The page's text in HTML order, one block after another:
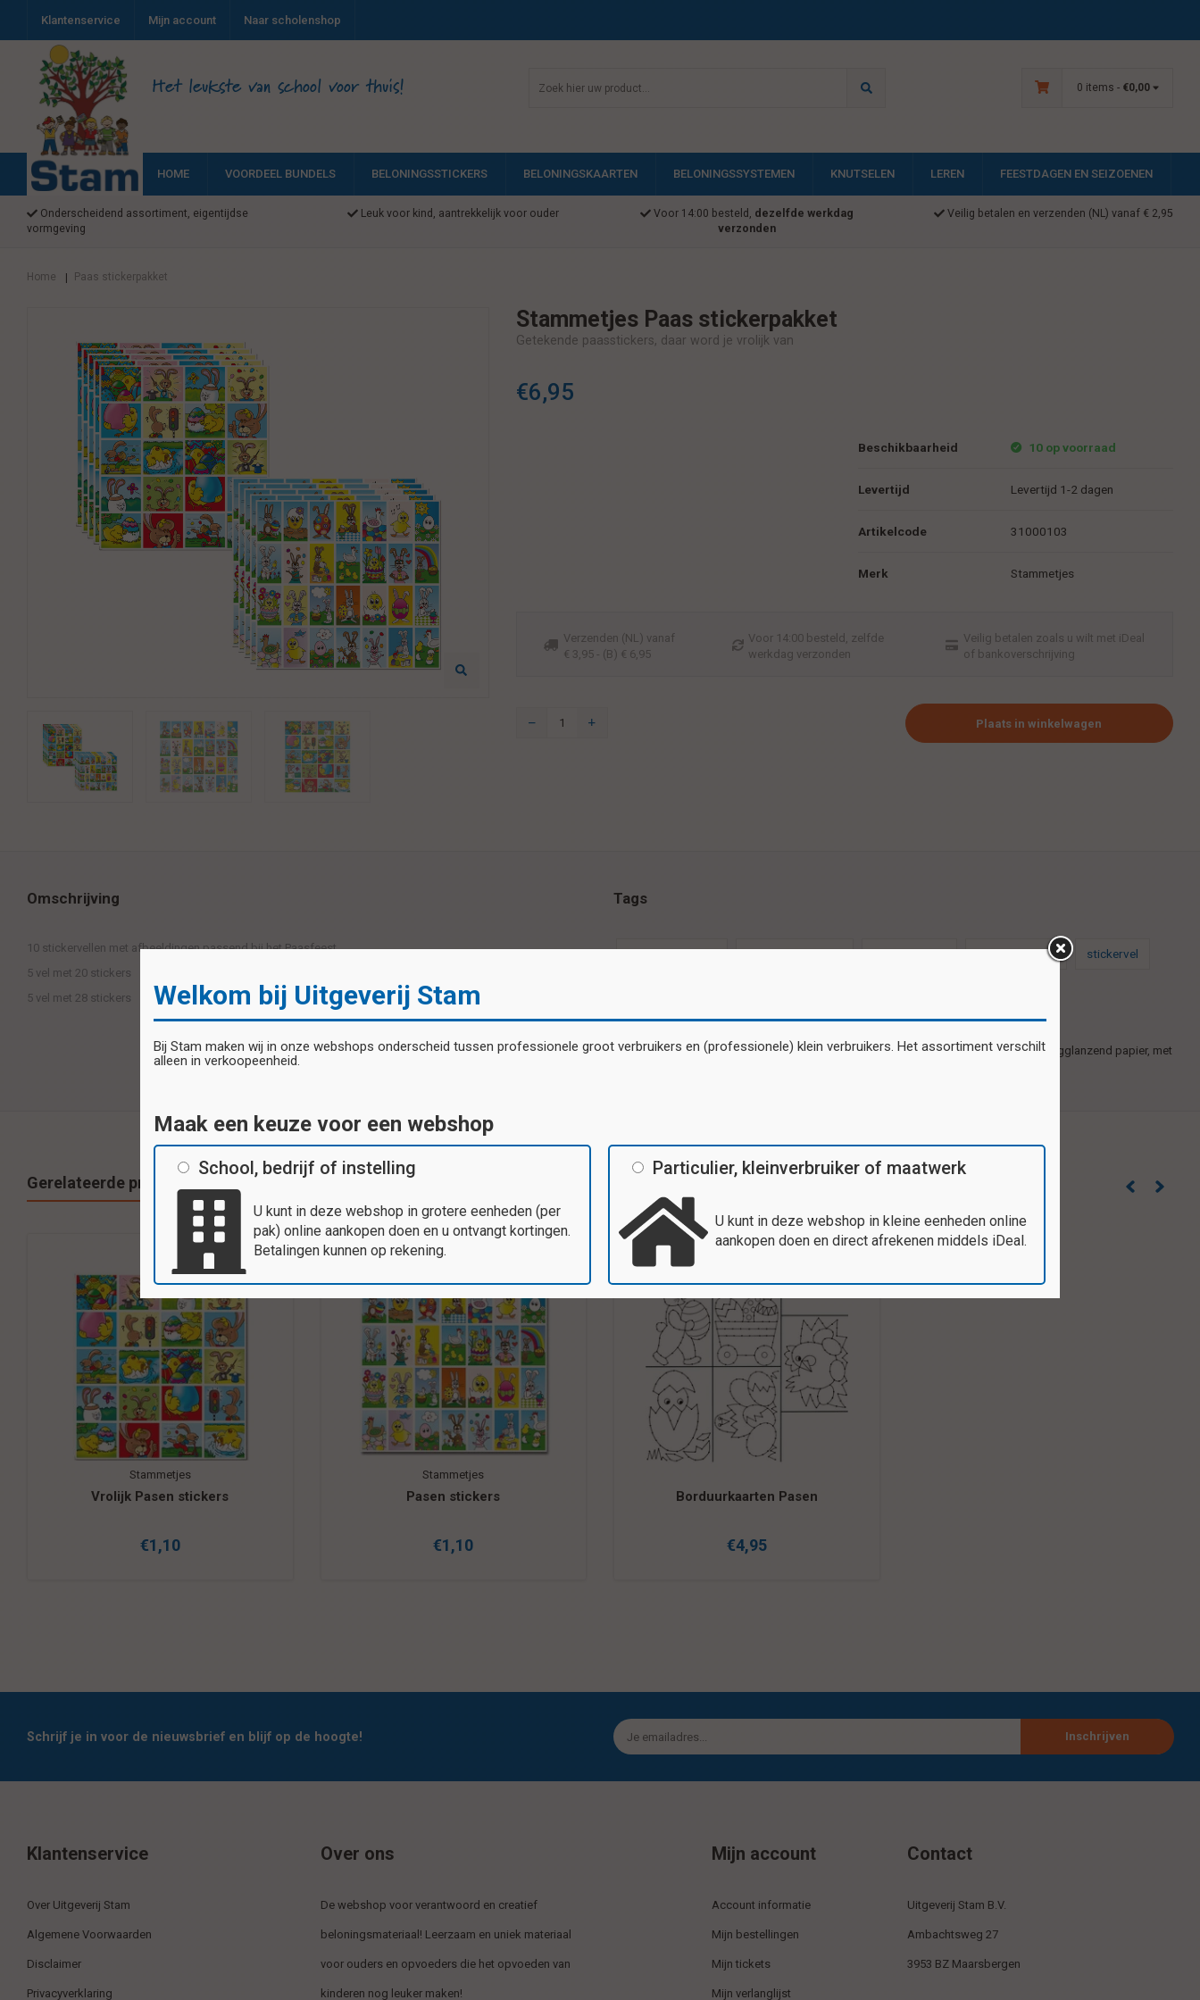
Klantenservice Mijn account Naar scholenshop
Het leukste van school voor thuis! 0 items - €0,00
HOME VOORDEEL BUNDELS BELONINGSSTICKERS BELONINGSKAARTEN BELONINGSSYSTEMEN KNUTSELEN LEREN FEESTDAGEN EN SEIZOENEN
Onderscheidend assortiment, eigentijdse
vormgeving
Leuk voor kind, aantrekkelijk voor ouder Voor 14:00 besteld, dezelfde werkdag
verzonden
Veilig betalen en verzenden (NL) vanaf € 2,95
Home | Paas stickerpakket
Stammetjes Paas stickerpakket
Getekende paasstickers, daar word je vrolijk van
€6,95
Beschikbaarheid 10 op voorraad
Levertijd Levertijd 1-2 dagen
Artikelcode 31000103
Merk Stammetjes
Verzenden (NL) vanaf
€ 3,95 - (B) € 6,95
Voor 14:00 besteld, zelfde
werkdag verzonden
Veilig betalen zoals u wilt met iDeal
of bankoverschrijving
Plaats in winkelwagen
Omschrijving
10 stickervellen met afbeeldingen passend bij het Paasfeest
5 vel met 20 stickers
5 vel met 28 stickers
Tags
beloningssticker beloningsstickers schoolsticker schoolstickers stickervel
Beloningsstickers met verschillende Zelfklevende plaatjes gedrukt op 1e kwaliteit hoogglanzend papier, met
Gerelateerde producten
Stammetjes
Vrolijk Pasen stickers
€1,10
Stammetjes
Pasen stickers
€1,10
Borduurkaarten Pasen
€4,95
Schrijf je in voor de nieuwsbrief en blijf op de hoogte! Inschrijven
Klantenservice
Over Uitgeverij Stam
Algemene Voorwaarden
Disclaimer
Privacyverklaring
Over ons
De webshop voor verantwoord en creatief
beloningsmateriaal! Leerzaam en uniek materiaal
voor ouders en opvoeders die het opvoeden van
kinderen nog leuker maken!
Mijn account
Account informatie
Mijn bestellingen
Mijn tickets
Mijn verlanglijst
Contact
Uitgeverij Stam B.V.
Ambachtsweg 27
3953 BZ Maarsbergen
Welkom bij Uitgeverij Stam
Bij Stam maken wij in onze webshops onderscheid tussen professionele groot verbruikers en (professionele) klein verbruikers. Het assortiment verschilt
alleen in verkoopeenheid.
Maak een keuze voor een webshop
School, bedrijf of instelling
U kunt in deze webshop in grotere eenheden (per
pak) online aankopen doen en u ontvangt kortingen.
Betalingen kunnen op rekening.
Particulier, kleinverbruiker of maatwerk
U kunt in deze webshop in kleine eenheden online
aankopen doen en direct afrekenen middels iDeal.